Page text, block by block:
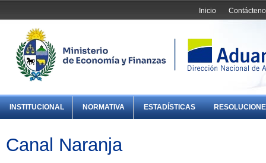
Inicio
INSTITUCIONAL NORMATIVA ESTADÍSTICAS
Canal Naranja